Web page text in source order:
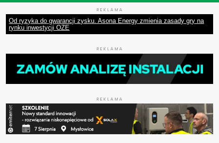
REKLAMA
Od ryzyka do gwarancji zysku. Asona Energy zmienia zasady gry na
rynku inwestycji OZE
REKLAMA
REKLAMA